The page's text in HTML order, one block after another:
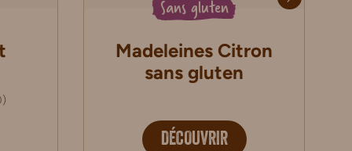
)
Sans gluten
Madeleines Citron
sans gluten
DÉCOUVRIR